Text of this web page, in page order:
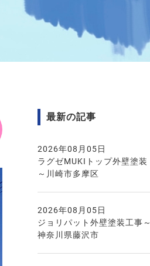
最新の記事
2026年08月05日
ラグゼMUKIトップ外壁塗装
～川崎市多摩区
2026年08月05日
ジョリパット外壁塗装工事～
神奈川県藤沢市